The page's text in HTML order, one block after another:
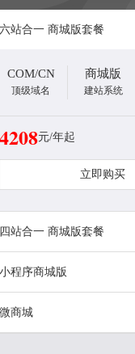
六站合一 商城版套餐
COM/CN
顶级域名
商城版
建站系统
4208元/年起
立即购买
四站合一 商城版套餐
COM/CN
顶级域名 建站系统
小程序商城版
微商城